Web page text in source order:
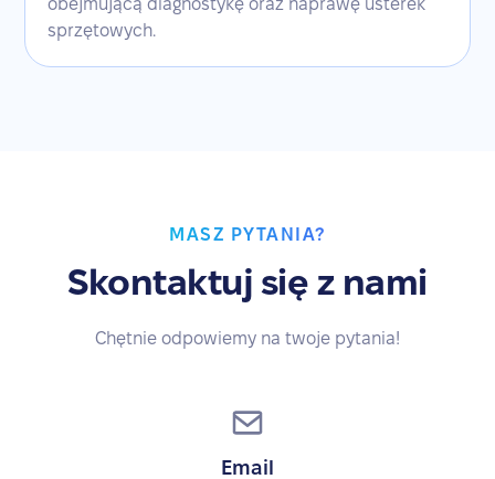
sprzętowych.
MASZ PYTANIA?
Skontaktuj się z nami
Chętnie odpowiemy na twoje pytania!
Email